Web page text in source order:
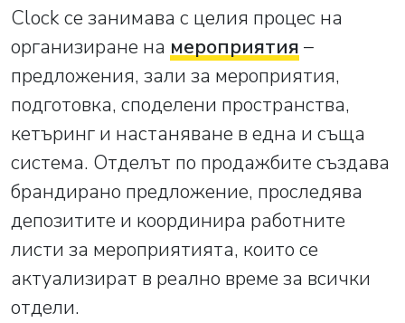
Clock се занимава с целия процес на
организиране на мероприятия –
предложения, зали за мероприятия,
подготовка, споделени пространства,
кетъринг и настаняване в една и съща
система. Отделът по продажбите създава
брандирано предложение, проследява
депозитите и координира работните
листи за мероприятията, които се
актуализират в реално време за всички
отдели.